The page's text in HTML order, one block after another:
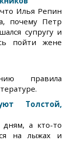
Илья Репин
почему Петр
супругу и
пойти жене
правила
Толстой,
а кто-то
на лыжах и